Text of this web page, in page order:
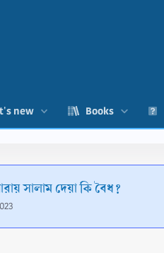
new Books
সালাম দেয়া কি বৈধ?